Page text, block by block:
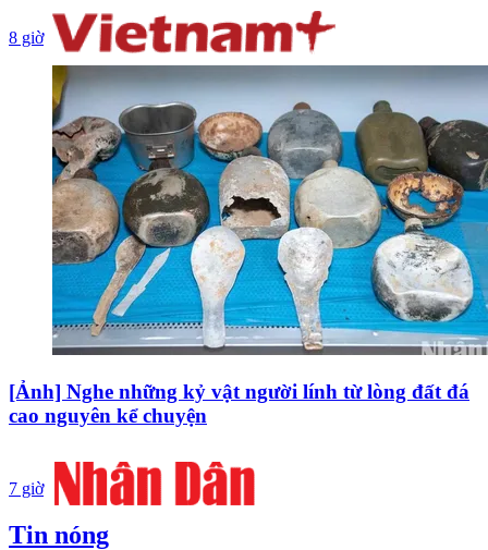
8 giờ
[Ảnh] Nghe những kỷ vật người lính từ lòng đất đá
cao nguyên kể chuyện
7 giờ
Tin nóng